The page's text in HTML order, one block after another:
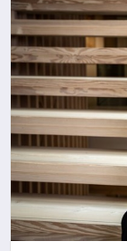
DÜNYA
SAĞLIK
EĞITIM